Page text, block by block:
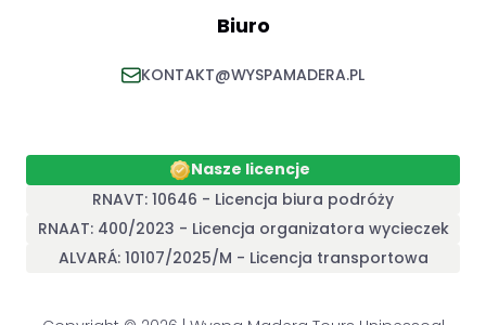
Biuro
KONTAKT@WYSPAMADERA.PL
Nasze licencje
RNAVT: 10646 - Licencja biura podróży
RNAAT: 400/2023 - Licencja organizatora wycieczek
ALVARÁ: 10107/2025/M - Licencja transportowa